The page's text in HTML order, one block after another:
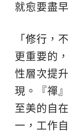
就愈要盡
「修行 ，
更重要的
性層次提
現。『禪
至美的自
一，工作